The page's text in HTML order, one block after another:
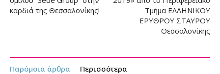
καρδιά της Θεσσαλονίκης!
Τμήμα ΕΛΛΗΝΙΚΟΥ
ΕΡΥΘΡΟΥ ΣΤΑΥΡΟΥ
Θεσσαλονίκης
Παρόμοια άρθρα Περισσότερα